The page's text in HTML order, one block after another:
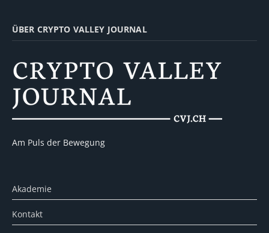
ÜBER CRYPTO VALLEY JOURNAL
Am Puls der Bewegung
Akademie
Kontakt